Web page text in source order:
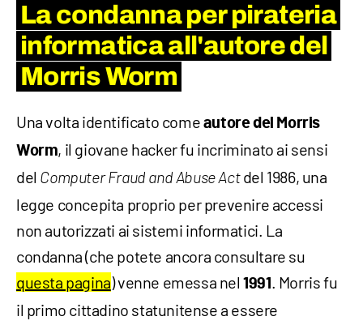
La condanna per pirateria
informatica all'autore del
Morris Worm
Una volta identificato come autore del Morris
Worm, il giovane hacker fu incriminato ai sensi
del Computer Fraud and Abuse Actdel 1986, una
legge concepita proprio per prevenire accessi
non autorizzati ai sistemi informatici. La
condanna (che potete ancora consultare su
questa pagina) venne emessa nel1991 . Morris fu
il primo cittadino statunitense a essere